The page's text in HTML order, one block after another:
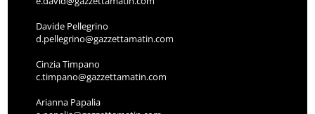
Davide Pellegrino
d.pellegrino@gazzettamatin.com
Cinzia Timpano
c.timpano@gazzettamatin.com
Arianna Papalia